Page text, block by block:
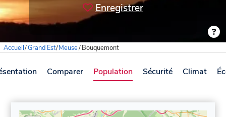
Enregistrer
Accueil/Grand Est/Meuse/Bouquemont
Comparer Population Sécurité Climat